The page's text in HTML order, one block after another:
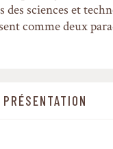
des sciences et
comme deux
PRÉSENTATION